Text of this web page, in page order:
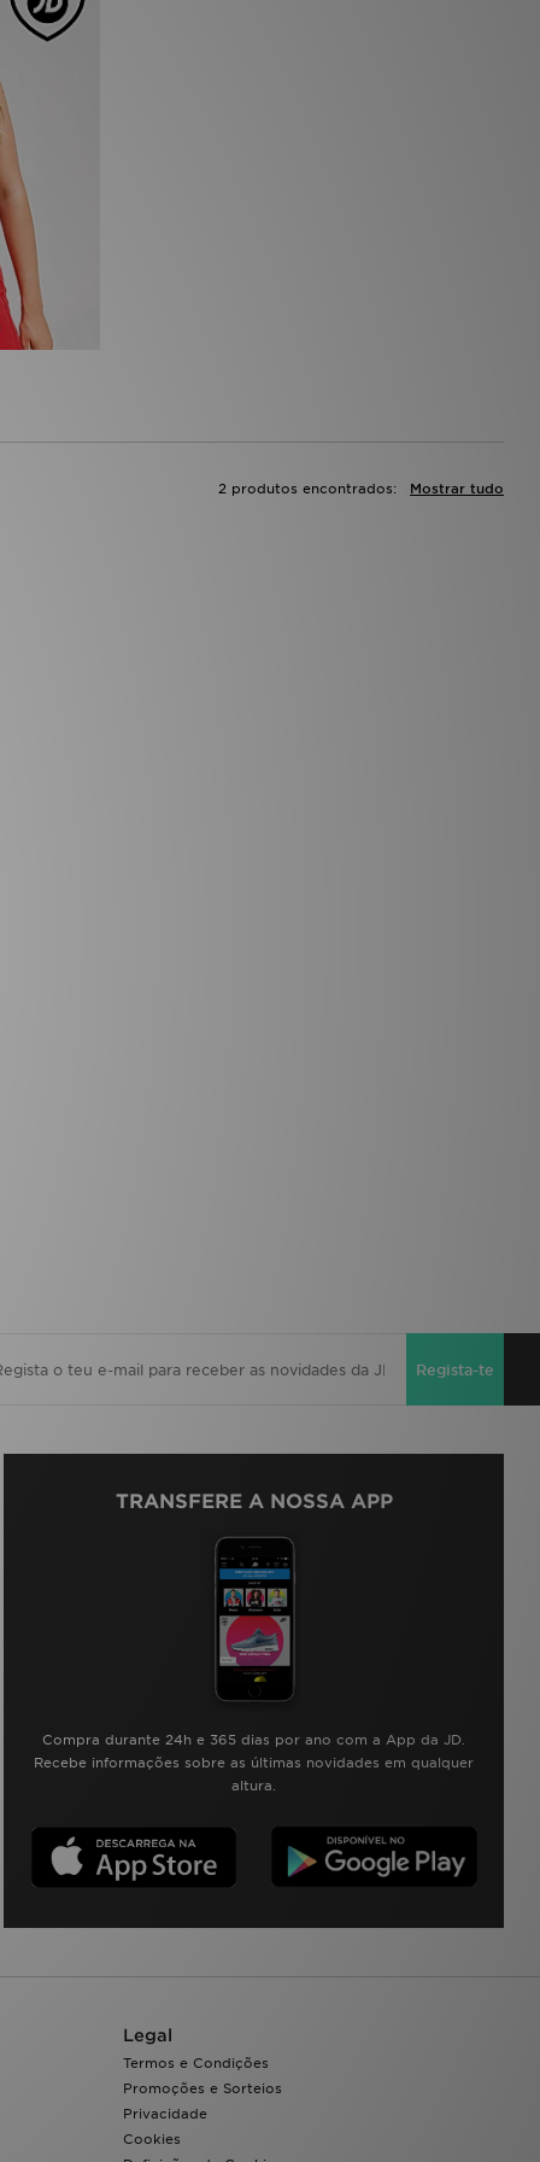
Mostrar tudo
2 produtos encontrados:
Regista-te
TRANSFERE A NOSSA APP
Compra durante 24h e 365 dias por ano com a App da JD.
Recebe informações sobre as últimas novidades em qualquer
altura.
Legal
Termos e Condições
Promoções e Sorteios
Privacidade
Cookies